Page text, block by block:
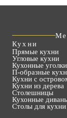
Кухни
Прямые кухни
Угловые кухни
Кухонные уголки
П-образные
Кухни с
Кухни из дерева
Столешницы
Кухонные
Столы для кухни